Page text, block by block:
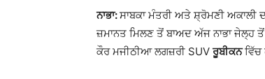
ਨਾਭਾ:ਸਾਬਕਾ ਮੰਤਰੀ ਅਤੇ ਸ਼੍ਰੋਮਣੀ
ਜ਼ਮਾਨਤ ਮਿਲਣ ਤੋਂ ਬਾਅਦ ਅੱਜ ਨਾਭਾ ਜੇਲ੍ਹ
ਕੌਰ ਮਜੀਠੀਆ ਲਗਜ਼ਰੀ SUV ਰੂਬੀਕਨਵਿੱਚ